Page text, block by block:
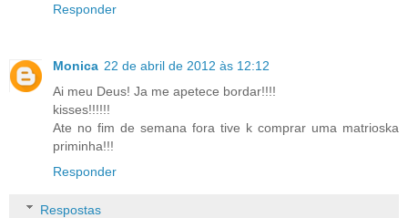
Responder
Monica 22 de abril de 2012 às 12:12
Ai meu Deus! Ja me apetece bordar!!!!
kisses!!!!!!
Ate no fim de semana fora tive k comprar uma matrioska
priminha!!!
Responder
Respostas